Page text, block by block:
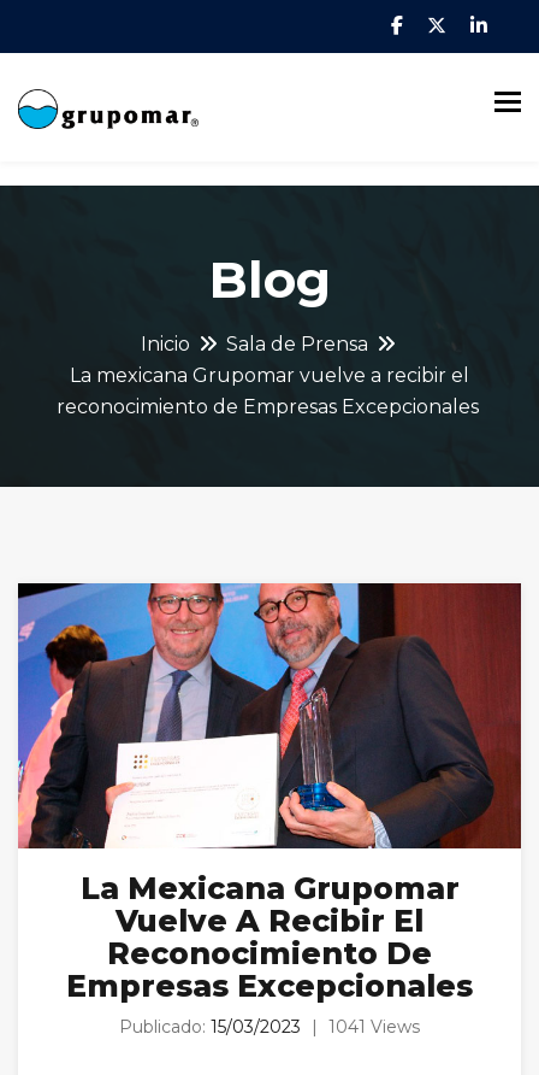
Blog
Inicio
Sala de Prensa
La mexicana Grupomar vuelve a recibir el
reconocimiento de Empresas Excepcionales
La Mexicana Grupomar
Vuelve A Recibir El
Reconocimiento De
Empresas Excepcionales
Publicado: 15/03/2023 | 1041 Views